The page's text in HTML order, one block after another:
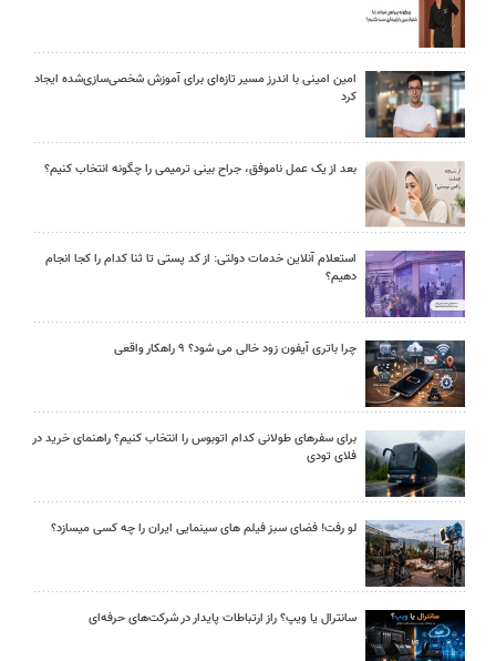
امین امینی با اندرز مسیر تازه‌ای برای آموزش شخصی‌سازی‌شده ایجاد
کرد
بعد از یک عمل ناموفق، جراح بینی ترمیمی را چگونه انتخاب کنیم؟
استعلام آنلاین خدمات دولتی: از کد پستی تا ثنا کدام را کجا انجام
دهیم؟
چرا باتری آیفون زود خالی می شود؟ ۹ راهکار واقعی
برای سفرهای طولانی کدام اتوبوس را انتخاب کنیم؟ راهنمای خرید در
فلای تودی
لو رفت! فضای سبز فیلم های سینمایی ایران را چه کسی میسازد؟
سانترال یا ویپ؟ راز ارتباطات پایدار در شرکت‌های حرفه‌ای